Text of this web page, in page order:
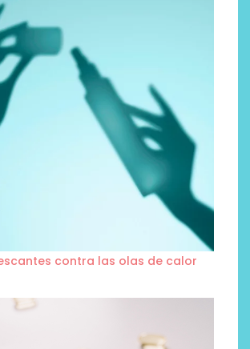
contra las olas de calor